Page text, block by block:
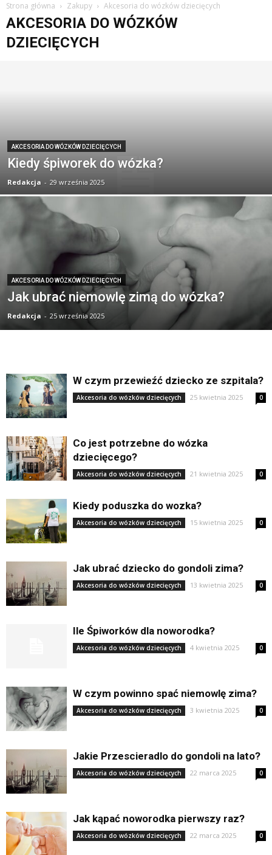
Strona główna Zakupy Akcesoria do wózków dziecięcych
AKCESORIA DO WÓZKÓW
DZIECIĘCYCH
AKCESORIA DO WÓZKÓW DZIECIĘCYCH
Kiedy śpiworek do wózka?
Redakcja - 29 września 2025
AKCESORIA DO WÓZKÓW DZIECIĘCYCH
Jak ubrać niemowlę zimą do wózka?
Redakcja - 25 września 2025
W czym przewieźć dziecko ze szpitala?
Akcesoria do wózków dziecięcych 25 kwietnia 2025 0
Co jest potrzebne do wózka
dziecięcego?
Akcesoria do wózków dziecięcych 21 kwietnia 2025 0
Kiedy poduszka do wozka?
Akcesoria do wózków dziecięcych 15 kwietnia 2025 0
Jak ubrać dziecko do gondoli zima?
Akcesoria do wózków dziecięcych 13 kwietnia 2025 0
Ile Śpiworków dla noworodka?
Akcesoria do wózków dziecięcych 4 kwietnia 2025 0
W czym powinno spać niemowlę zima?
Akcesoria do wózków dziecięcych 3 kwietnia 2025 0
Jakie Przescieradlo do gondoli na lato?
Akcesoria do wózków dziecięcych 22 marca 2025 0
Jak kąpać noworodka pierwszy raz?
Akcesoria do wózków dziecięcych 22 marca 2025 0